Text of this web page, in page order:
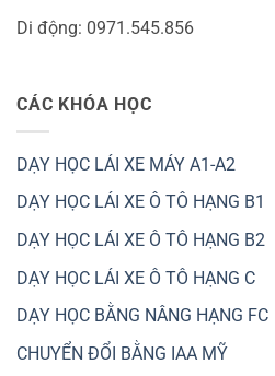
Di động: 0971.545.856
CÁC KHÓA HỌC
DẠY HỌC LÁI XE MÁY A1-A2
DẠY HỌC LÁI XE Ô TÔ HẠNG B1
DẠY HỌC LÁI XE Ô TÔ HẠNG B2
DẠY HỌC LÁI XE Ô TÔ HẠNG C
DẠY HỌC BẰNG NÂNG HẠNG FC
CHUYỂN ĐỔI BẰNG IAA MỸ